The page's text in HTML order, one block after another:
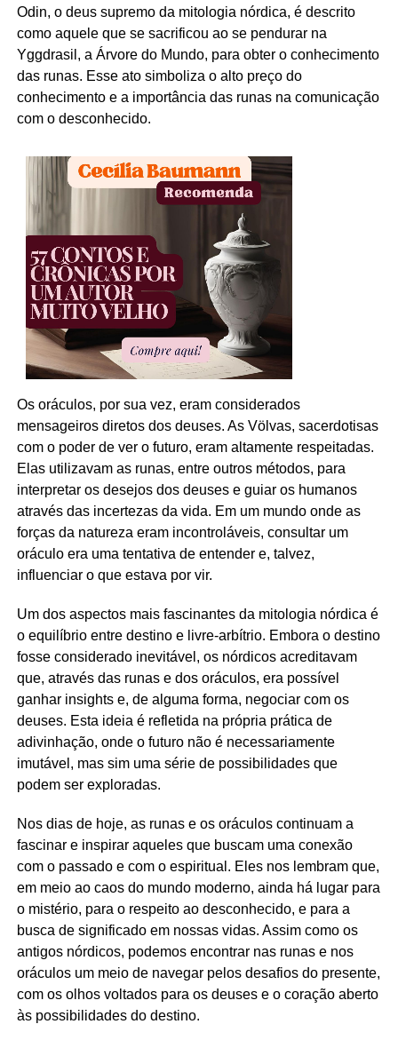
Odin, o deus supremo da mitologia nórdica, é descrito
como aquele que se sacrificou ao se pendurar na
Yggdrasil, a Árvore do Mundo, para obter o conhecimento
das runas. Esse ato simboliza o alto preço do
conhecimento e a importância das runas na comunicação
com o desconhecido.
Os oráculos, por sua vez, eram considerados
mensageiros diretos dos deuses. As Völvas, sacerdotisas
com o poder de ver o futuro, eram altamente respeitadas.
Elas utilizavam as runas, entre outros métodos, para
interpretar os desejos dos deuses e guiar os humanos
através das incertezas da vida. Em um mundo onde as
forças da natureza eram incontroláveis, consultar um
oráculo era uma tentativa de entender e, talvez,
influenciar o que estava por vir.
Um dos aspectos mais fascinantes da mitologia nórdica é
o equilíbrio entre destino e livre-arbítrio. Embora o destino
fosse considerado inevitável, os nórdicos acreditavam
que, através das runas e dos oráculos, era possível
ganhar insights e, de alguma forma, negociar com os
deuses. Esta ideia é refletida na própria prática de
adivinhação, onde o futuro não é necessariamente
imutável, mas sim uma série de possibilidades que
podem ser exploradas.
Nos dias de hoje, as runas e os oráculos continuam a
fascinar e inspirar aqueles que buscam uma conexão
com o passado e com o espiritual. Eles nos lembram que,
em meio ao caos do mundo moderno, ainda há lugar para
o mistério, para o respeito ao desconhecido, e para a
busca de significado em nossas vidas. Assim como os
antigos nórdicos, podemos encontrar nas runas e nos
oráculos um meio de navegar pelos desafios do presente,
com os olhos voltados para os deuses e o coração aberto
às possibilidades do destino.